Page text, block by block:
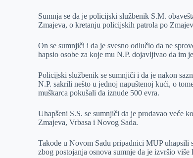
Sumnja se da je policijski službenik S.M.
Zmajeva, o kretanju policijskih patrola po
On se sumnjiči i da je svesno odlučio da ne
hapsio osobe za koje mu N.P. dojavljivao da im
Policijski službenik se sumnjiči i da je nakon
N.P. sakrili nešto u jednoj napuštenoj kući, o
muškarca pokušali da iznude 500 evra.
Uhapšeni S.S. se sumnjiči da je prodavao veće
Zmajeva, Vrbasa i Novog Sada.
Takođe u Novom Sadu pripadnici MUP
zbog postojanja osnova sumnje da je izvršio